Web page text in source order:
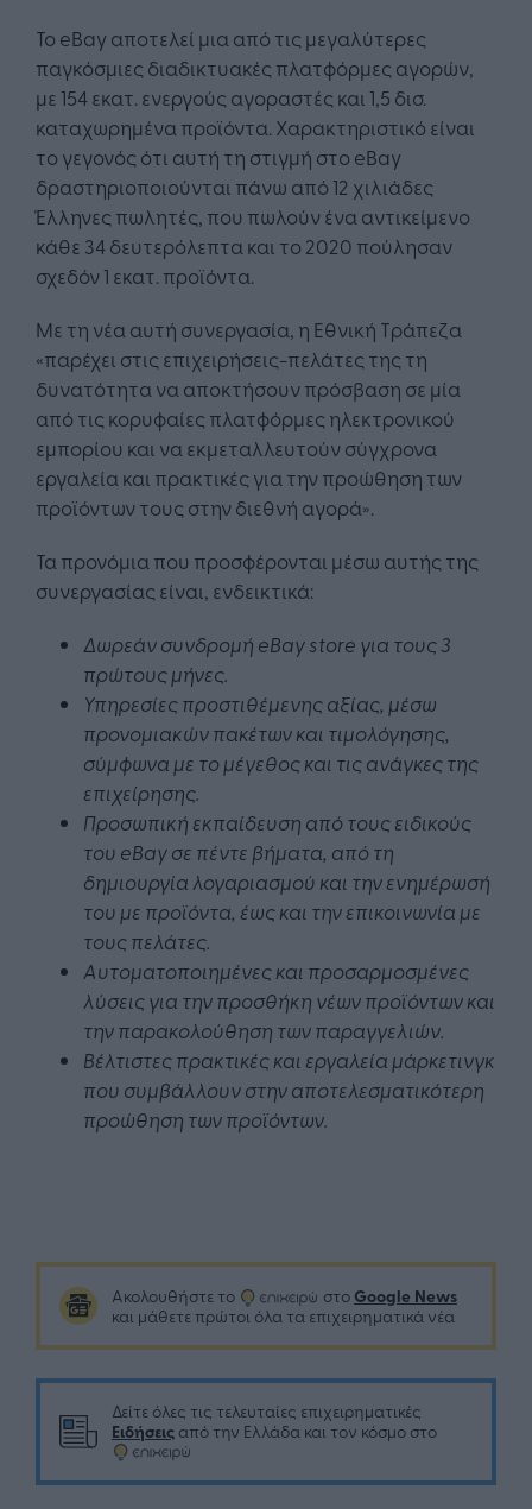
Το eBay αποτελεί μια από τις μεγαλύτερες
παγκόσμιες διαδικτυακές πλατφόρμες αγορών,
με 154 εκατ. ενεργούς αγοραστές και 1,5 δισ.
καταχωρημένα προϊόντα. Χαρακτηριστικό είναι
το γεγονός ότι αυτή τη στιγμή στο eBay
δραστηριοποιούνται πάνω από 12 χιλιάδες
Έλληνες πωλητές, που πωλούν ένα αντικείμενο
κάθε 34 δευτερόλεπτα και το 2020 πούλησαν
σχεδόν 1 εκατ. προϊόντα.
Με τη νέα αυτή συνεργασία, η Εθνική Τράπεζα
«παρέχει στις επιχειρήσεις-πελάτες της τη
δυνατότητα να αποκτήσουν πρόσβαση σε μία
από τις κορυφαίες πλατφόρμες ηλεκτρονικού
εμπορίου και να εκμεταλλευτούν σύγχρονα
εργαλεία και πρακτικές για την προώθηση των
προϊόντων τους στην διεθνή αγορά».
Τα προνόμια που προσφέρονται μέσω αυτής της
συνεργασίας είναι, ενδεικτικά:
Δωρεάν συνδρομή eBay store για τους 3
πρώτους μήνες.
Υπηρεσίες προστιθέμενης αξίας, μέσω
προνομιακών πακέτων και τιμολόγησης,
σύμφωνα με το μέγεθος και τις ανάγκες της
επιχείρησης.
Προσωπική εκπαίδευση από τους ειδικούς
του eBay σε πέντε βήματα, από τη
δημιουργία λογαριασμού και την ενημέρωσή
του με προϊόντα, έως και την επικοινωνία με
τους πελάτες.
Αυτοματοποιημένες και προσαρμοσμένες
λύσεις για την προσθήκη νέων προϊόντων και
την παρακολούθηση των παραγγελιών.
Βέλτιστες πρακτικές και εργαλεία μάρκετινγκ
που συμβάλλουν στην αποτελεσματικότερη
προώθηση των προϊόντων.
Ακολουθήστε το στο Google News
και μάθετε πρώτοι όλα τα επιχειρηματικά νέα
Δείτε όλες τις τελευταίες επιχειρηματικές
Ειδήσεις από την Ελλάδα και τον κόσμο στο